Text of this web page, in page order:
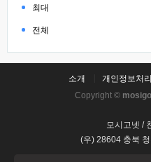
최대
전체
소개 개인정보처
Copyright ©
모시고넷 /
(우) 28604 충북